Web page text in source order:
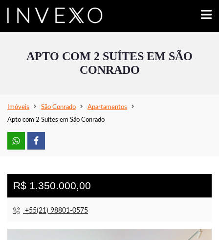
APTO COM 2 SUÍTES EM SÃO
CONRADO
Imóveis São Conrado
Apartamentos
Apto com 2 Suítes em São Conrado
R$ 1.350.000,00
+55(21) 98801-0575